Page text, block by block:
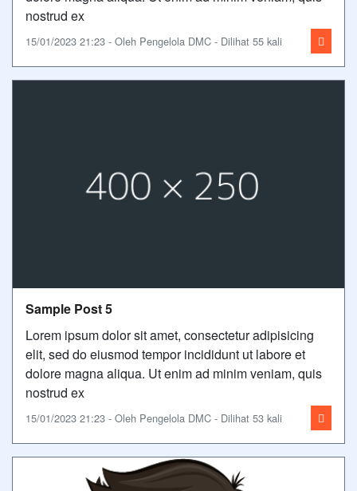
nostrud ex
15/01/2023 21:23 - Oleh Pengelola DMC - Dilihat 55 kali
Sample Post 5
Lorem ipsum dolor sit amet, consectetur adipisicing
elit, sed do eiusmod tempor incididunt ut labore et
dolore magna aliqua. Ut enim ad minim veniam, quis
nostrud ex
15/01/2023 21:23 - Oleh Pengelola DMC - Dilihat 53 kali